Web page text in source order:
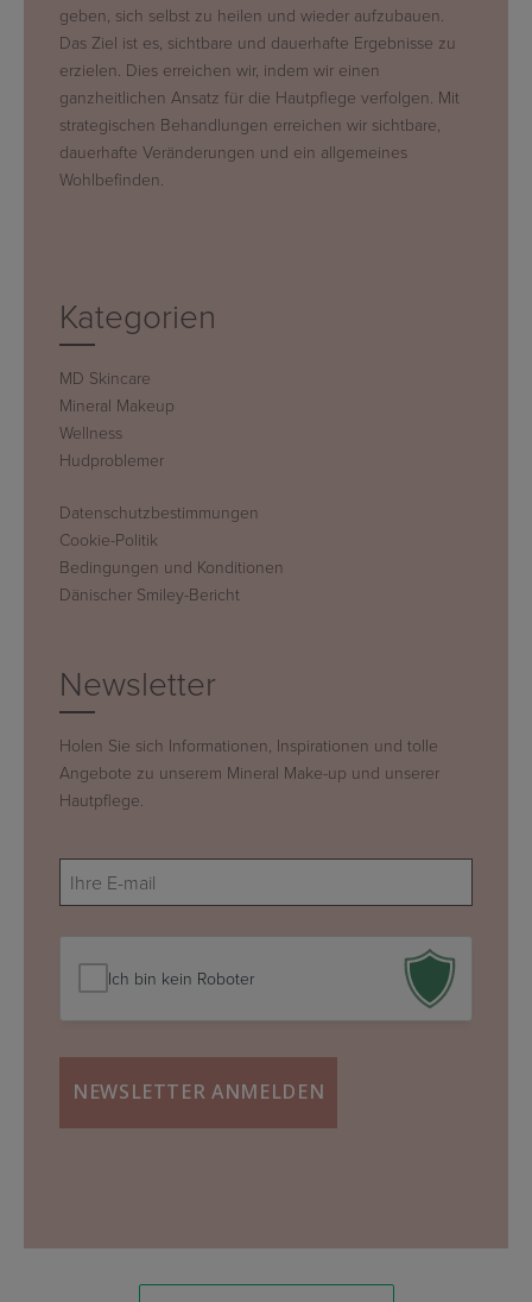
geben, sich selbst zu heilen und wieder aufzubauen.
Das Ziel ist es, sichtbare und dauerhafte Ergebnisse zu
erzielen. Dies erreichen wir, indem wir einen
ganzheitlichen Ansatz für die Hautpflege verfolgen. Mit
strategischen Behandlungen erreichen wir sichtbare,
dauerhafte Veränderungen und ein allgemeines
Wohlbefinden.
Kategorien
MD Skincare
Mineral Makeup
Wellness
Hudproblemer
Datenschutzbestimmungen
Cookie-Politik
Bedingungen und Konditionen
Dänischer Smiley-Bericht
Newsletter
Holen Sie sich Informationen, Inspirationen und tolle
Angebote zu unserem Mineral Make-up und unserer
Hautpflege.
E-
mail
(erforderlich)
Ich bin kein Roboter